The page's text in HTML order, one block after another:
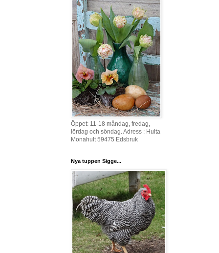
Öppet: 11-18 måndag, fredag,
lördag och söndag. Adress : Hulta
Monahult 59475 Edsbruk
Nya tuppen Sigge...